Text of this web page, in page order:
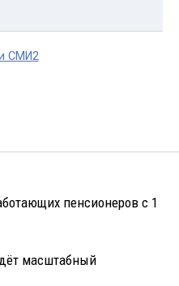
СМИ2
пенсионеров с 1
масштабный